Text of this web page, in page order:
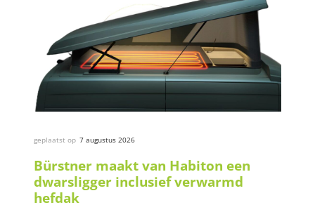
geplaatst op 7 augustus 2026
Bürstner maakt van Habiton een
dwarsligger inclusief verwarmd
hefdak